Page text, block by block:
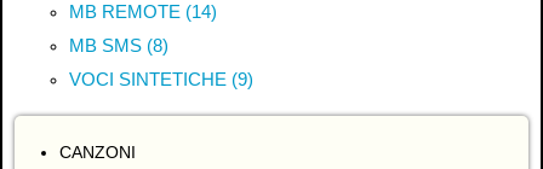
MB REMOTE (14)
MB SMS (8)
VOCI SINTETICHE (9)
CANZONI